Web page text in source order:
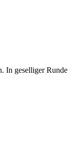
In geselliger Runde